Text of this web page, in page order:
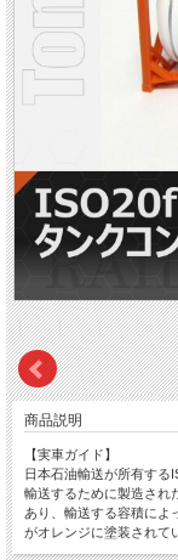
商品説明
【実車ガイド】
日本石油輸送が所有する
輸送するために製造され
あり、輸送する容積によ
がオレンジに塗装されて